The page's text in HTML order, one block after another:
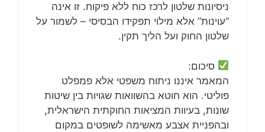
ניסיונות שלטון לרכז כוח ללא פיקוח. זו אינה
“עוינות” אלא מילוי תפקידו הבסיסי – לשמור על
שלטון החוק ועל הליך תקין.
סיכום:
המאמר איננו ניתוח משפטי אלא פמפלט
פוליטי. הוא חוטא בהשוואות שגויות בין שיטות
שונות, בעיוות המציאות החוקתית הישראלית,
ובהפניית אצבע מאשימה לשופטים במקום